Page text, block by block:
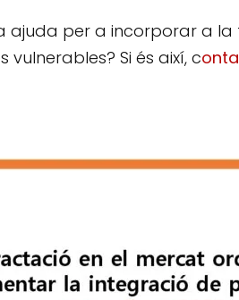
ajuda per a incorporar a
Si és així, c